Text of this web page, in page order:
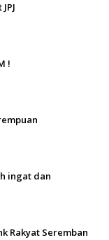
!
ingat dan
Rakyat Seremban